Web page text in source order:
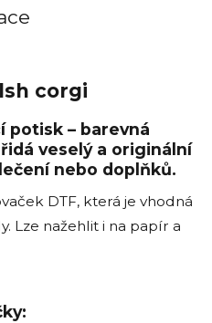
corgi
potisk – barevná
veselý a originální
nebo doplňků.
DTF, která je vhodná
Lze nažehlit i na papír a